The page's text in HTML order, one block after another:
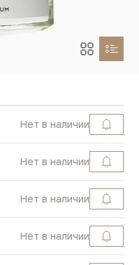
Нет в наличии
Нет в наличии
Нет в наличии
Нет в наличии